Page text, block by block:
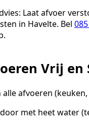
Laat afvoer
in Havelte. Bel
Vrij en
alle afvoeren
met heet water